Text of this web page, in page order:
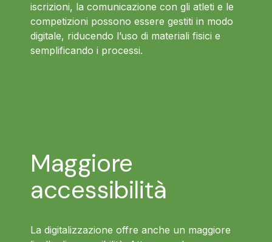
iscrizioni, la comunicazione con gli atleti e le
competizioni possono essere gestiti in modo
digitale, riducendo l’uso di materiali fisici e
semplificando i processi.
Maggiore
accessibilità
La digitalizzazione offre anche un maggiore